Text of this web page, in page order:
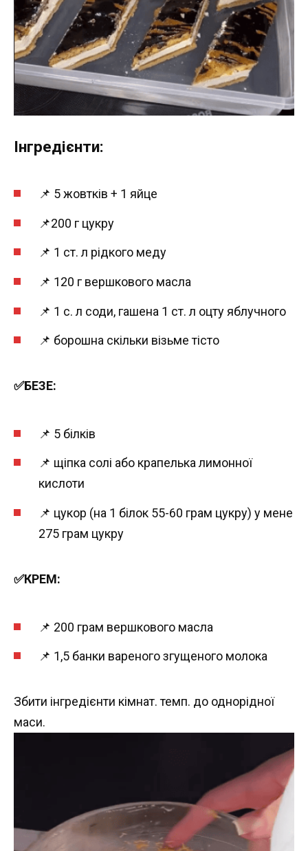
Інгредієнти:
📌 5 жовтків + 1 яйце
📌200 г цукру
📌 1 ст. л рідкого меду
📌 120 г вершкового масла
📌 1 с. л соди, гашена 1 ст. л оцту яблучного
📌 борошна скільки візьме тісто
✅БЕЗЕ:
📌 5 білків
📌 щіпка солі або крапелька лимонної
кислоти
📌 цукор (на 1 білок 55-60 грам цукру) у мене
275 грам цукру
✅КРЕМ:
📌 200 грам вершкового масла
📌 1,5 банки вареного згущеного молока
Збити інгредієнти кімнат. темп. до однорідної
маси.